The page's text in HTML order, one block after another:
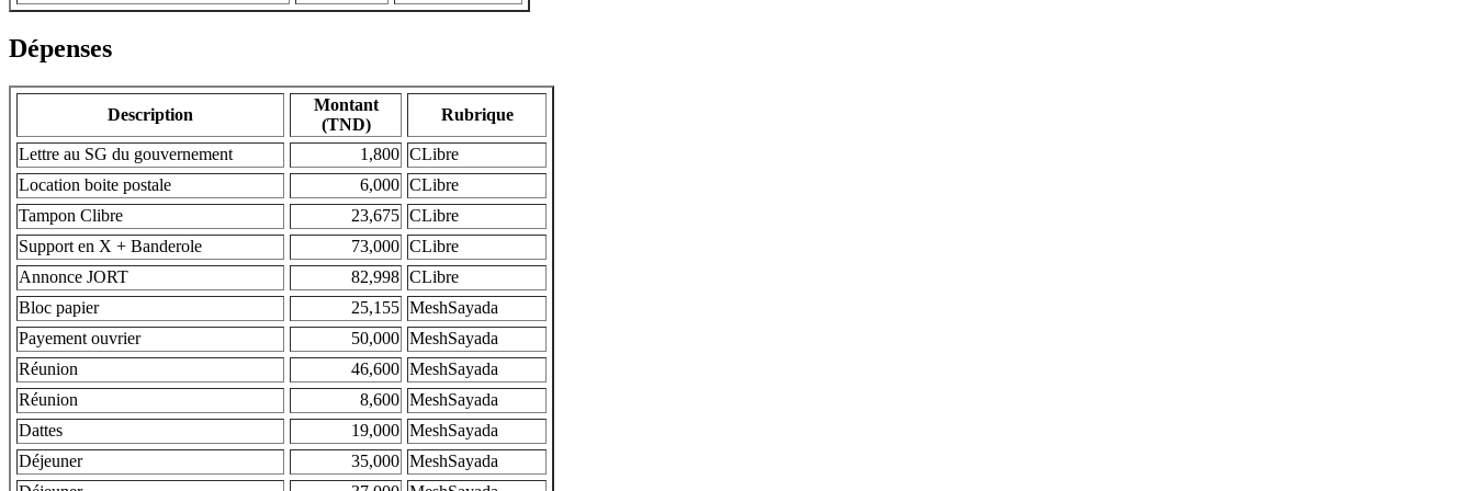
Dépenses
Description
Montant
(TND)
Rubrique
Lettre au SG du gouvernement 1,800 CLibre
Location boite postale
6,000 CLibre
Tampon Clibre
23,675 CLibre
Support en X + Banderole
73,000 CLibre
Annonce JORT
82,998 CLibre
Bloc papier
25,155 MeshSayada
Payement ouvrier
50,000 MeshSayada
Réunion
46,600 MeshSayada
Réunion
8,600 MeshSayada
Dattes
19,000 MeshSayada
Déjeuner
35,000 MeshSayada